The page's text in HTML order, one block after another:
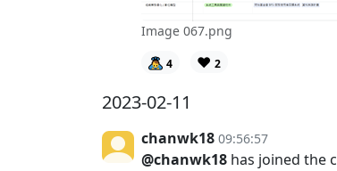
Image 067.png
4 ❤️ 2
2023-02-11
chanwk18 09:56:57
@chanwk18 has joined the